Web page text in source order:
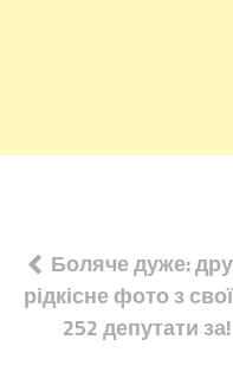
Навігація
записів
Боляче дуже:
рідкісне фото з
252 депутати